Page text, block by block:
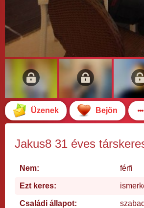
Üzenek Bejön
Jakus8 31 éves
Nem: férfi
Ezt keres:
Családi állapot: szabad